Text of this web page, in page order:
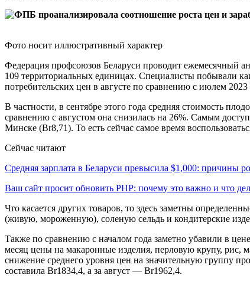
Фото носит иллюстративный характер
Федерация профсоюзов Беларуси проводит ежемесячный
109 территориальных единицах. Специалисты побывали
потребительских цен в августе по сравнению с июлем
В частности, в сентябре этого года средняя стоимость
сравнению с августом она снизилась на 26%. Самым
Минске (Br8,71). То есть сейчас самое время
Сейчас читают
Средняя зарплата в Беларуси превысила $1,000: причины
Ваш сайт просит обновить PHP: почему это важно и что
Что касается других товаров, то здесь заметны
(живую, мороженную), соленую сельдь и кондитерские
Также по сравнению с началом года заметно убавили в
месяц цены на макаронные изделия, перловую крупу, рис,
снижение среднего уровня цен на значительную группу
составила Br1834,4, а за август — Br1962,4.